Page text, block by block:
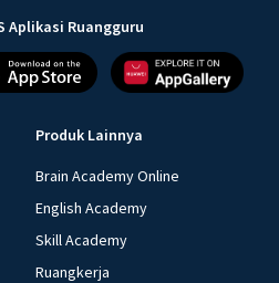
Aplikasi Ruangguru
Produk Lainnya
Brain Academy Online
English Academy
Skill Academy
Ruangkerja